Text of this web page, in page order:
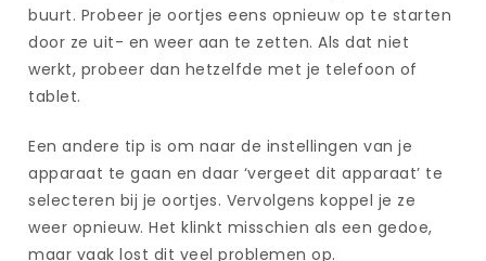
buurt. Probeer je oortjes eens opnieuw op te starten
door ze uit- en weer aan te zetten. Als dat niet
werkt, probeer dan hetzelfde met je telefoon of
tablet.
Een andere tip is om naar de instellingen van je
apparaat te gaan en daar ‘vergeet dit apparaat’ te
selecteren bij je oortjes. Vervolgens koppel je ze
weer opnieuw. Het klinkt misschien als een gedoe,
maar vaak lost dit veel problemen op.